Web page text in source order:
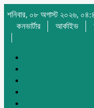
শনিবার, ০৮ অগাস্ট ২০২৬,
কনভার্টার
আর্কাইভ